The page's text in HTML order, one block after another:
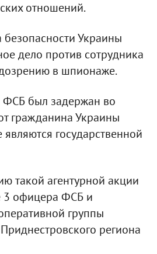
отношений.
Украины
дело против сотрудника
в шпионаже.
был задержан во
гражданина Украины
государственной
такой агентурной акции
3 офицера ФСБ и
группы
региона